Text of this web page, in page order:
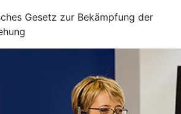
Gesetz zur Bekämpfung der